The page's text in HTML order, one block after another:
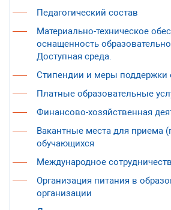
Педагогический состав
Материально-техническое
оснащенность
Доступная среда.
Стипендии и меры поддержки
Платные образовательные
Финансово-хозяйственная
Вакантные места для приема
обучающихся
Международное
Организация питания в
организации